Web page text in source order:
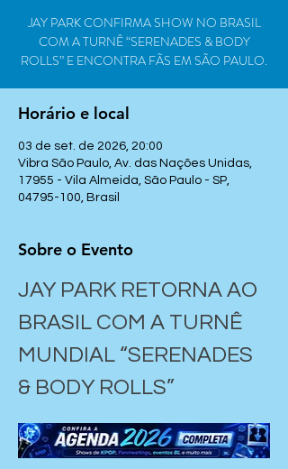
JAY PARK CONFIRMA SHOW NO BRASIL
COM A TURNÊ “SERENADES & BODY
ROLLS” E ENCONTRA FÃS EM SÃO PAULO.
Horário e local
03 de set. de 2026, 20:00
Vibra São Paulo, Av. das Nações Unidas,
17955 - Vila Almeida, São Paulo - SP,
04795-100, Brasil
Sobre o Evento
JAY PARK RETORNA AO
BRASIL COM A TURNÊ
MUNDIAL “SERENADES
& BODY ROLLS”